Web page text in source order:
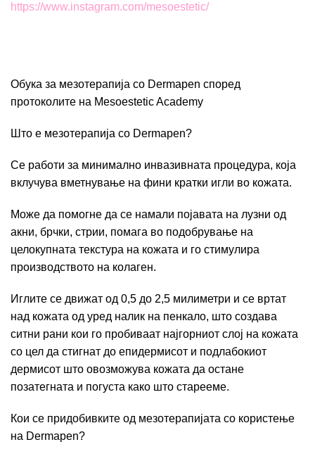
https://www.instagram.com/mesoestetic/
Обука за мезотерапија со Dermapen според
протоколите на Mesoestetic Academy
Што е мезотерапија со Dermapen?
Се работи за минимално инвазивната процедура, која
вклучува вметнување на фини кратки игли во кожата.
Може да помогне да се намали појавата на лузни од
акни, брчки, стрии, помага во подобрување на
целокупната текстура на кожата и го стимулира
производството на колаген.
Иглите се движат од 0,5 до 2,5 милиметри и се вртат
над кожата од уред налик на пенкало, што создава
ситни рани кои го пробиваат најгорниот слој на кожата
со цел да стигнат до епидермисот и подлабокиот
дермисот што овозможува кожата да остане
позатегната и погуста како што старееме.
Кои се придобивките од мезотерапијата со користење
на Dermapen?